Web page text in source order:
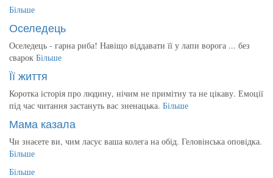
Більше
Оселедець
Оселедець - гарна риба! Навіщо віддавати її у лапи ворога ... без
сварок Більше
Її життя
Коротка історія про людину, нічим не примітну та не цікаву. Емоції
під час читання застануть вас зненацька. Більше
Мама казала
Чи знаєете ви, чим ласує ваша колега на обід. Геловінська оповідка.
Більше
Більше